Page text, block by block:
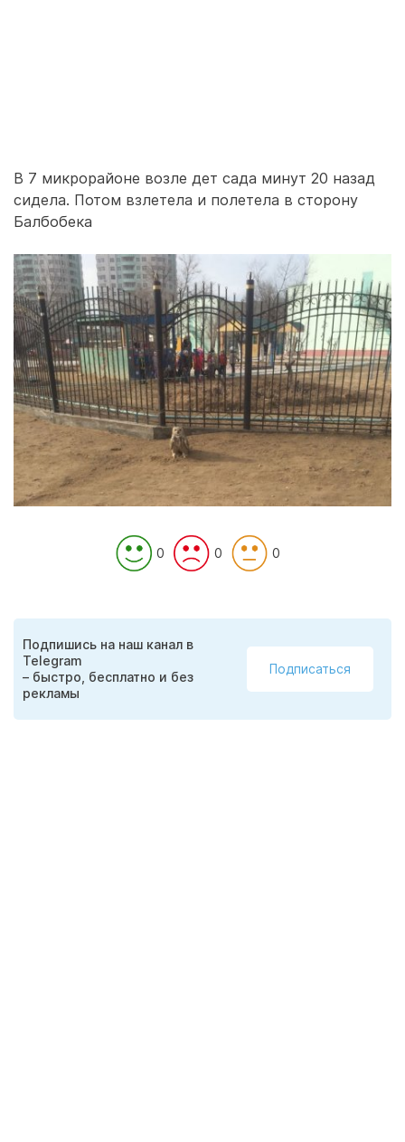
В 7 микрорайоне возле дет сада минут 20 назад
сидела. Потом взлетела и полетела в сторону
Балбобека
0 0 0
Подпишись на наш канал в
Telegram
– быстро, бесплатно и без
рекламы
Подписаться